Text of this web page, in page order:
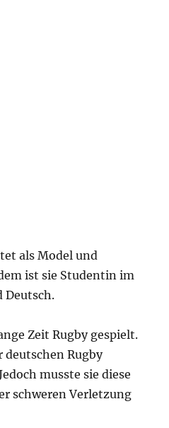
als Model und
ist sie Studentin im
Deutsch.
Zeit Rugby gespielt.
deutschen Rugby
musste sie diese
schweren Verletzung